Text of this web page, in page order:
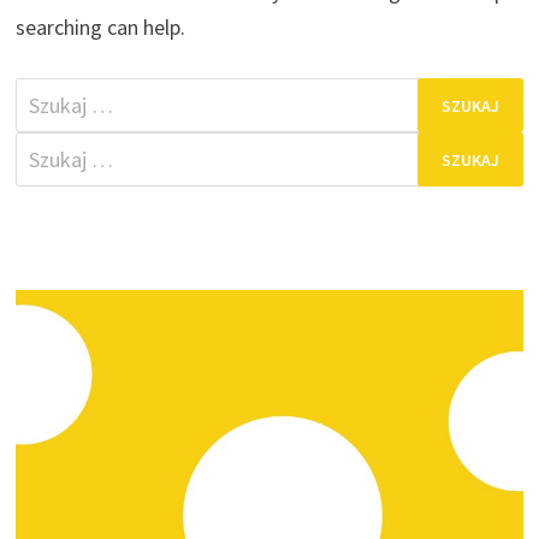
searching can help.
Szukaj:
Szukaj: